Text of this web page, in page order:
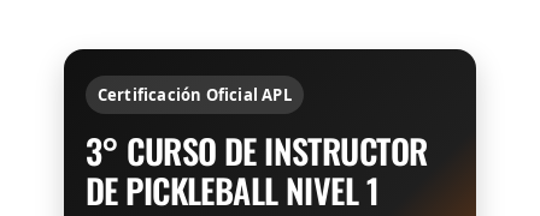
Certificación Oficial APL
3° CURSO DE INSTRUCTOR
DE PICKLEBALL NIVEL 1